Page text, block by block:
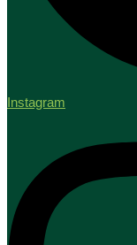
Instagram